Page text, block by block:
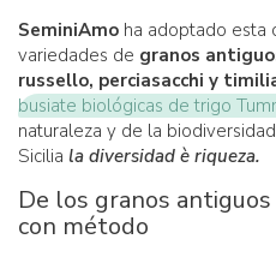
SeminiAmo ha adoptado esta
variedades de granos
russello, perciasacchi y
busiate biológicas de trigo
naturaleza y de la
Sicilia la diversidad è riqueza.
De los granos
con método